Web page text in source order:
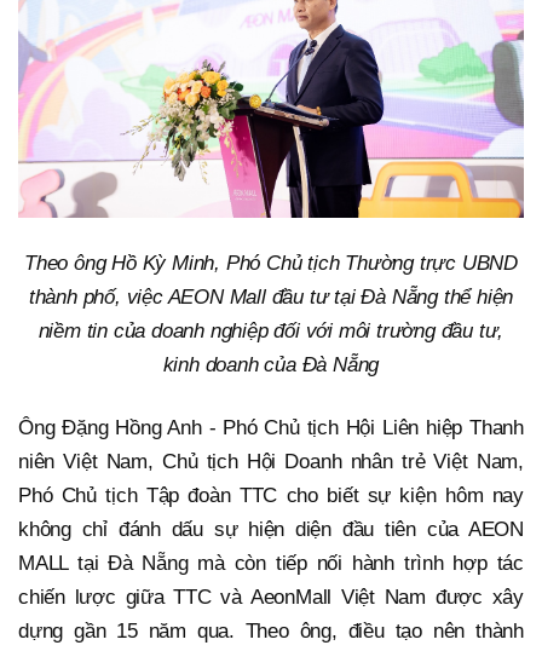
Theo ông Hồ Kỳ Minh, Phó Chủ tịch Thường trực UBND
thành phố, việc AEON Mall đầu tư tại Đà Nẵng thể hiện
niềm tin của doanh nghiệp đối với môi trường đầu tư,
kinh doanh của Đà Nẵng
Ông Đặng Hồng Anh - Phó Chủ tịch Hội Liên hiệp Thanh
niên Việt Nam, Chủ tịch Hội Doanh nhân trẻ Việt Nam,
Phó Chủ tịch Tập đoàn TTC cho biết sự kiện hôm nay
không chỉ đánh dấu sự hiện diện đầu tiên của AEON
MALL tại Đà Nẵng mà còn tiếp nối hành trình hợp tác
chiến lược giữa TTC và AeonMall Việt Nam được xây
dựng gần 15 năm qua. Theo ông, điều tạo nên thành